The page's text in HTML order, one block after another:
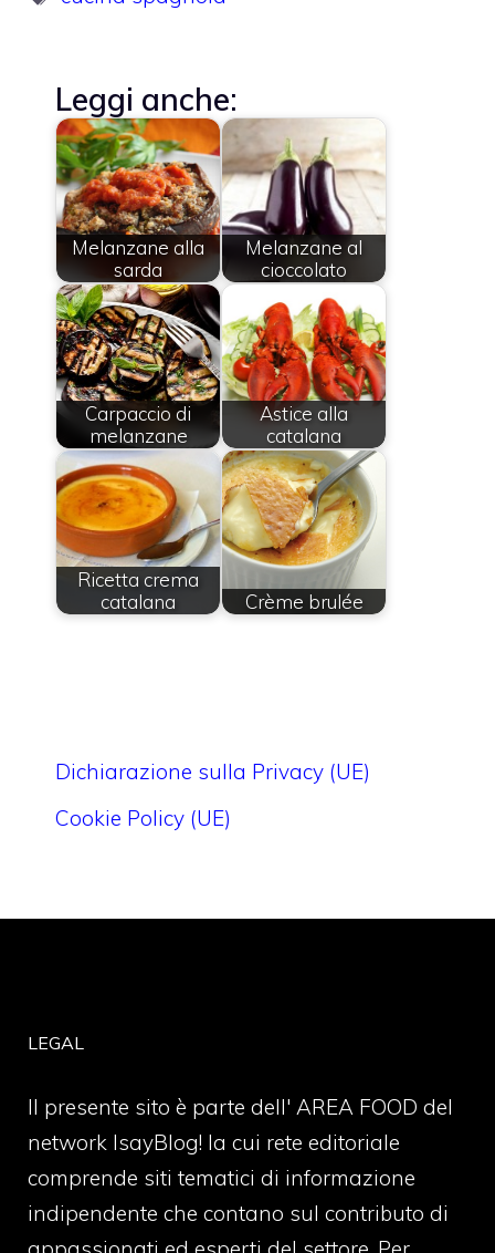
Leggi anche:
Melanzane alla
sarda
Melanzane al
cioccolato
Carpaccio di
melanzane
Astice alla
catalana
Ricetta crema
catalana
Crème brulée
Dichiarazione sulla Privacy (UE)
Cookie Policy (UE)
LEGAL
Il presente sito è parte dell' AREA FOOD del
network IsayBlog! la cui rete editoriale
comprende siti tematici di informazione
indipendente che contano sul contributo di